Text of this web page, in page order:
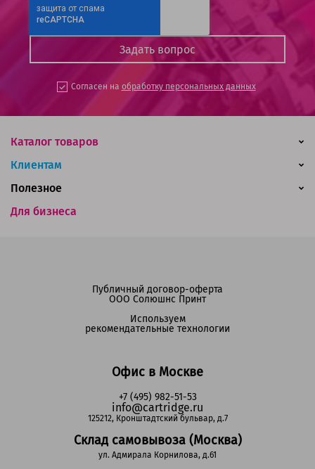
Согласен на обработку персональных данных
Каталог товаров
Клиентам
Для бизнеса
Полезное
Офис в Москве
+7 (495) 982-51-53
info@cartridge.ru
125212, Кронштадтский бульвар, д.7
Склад самовывоза (Москва)
ул. Адмирала Корнилова, д.61
Публичный договор-оферта
ООО Солюшнс Принт
Используем
рекомендательные технологии